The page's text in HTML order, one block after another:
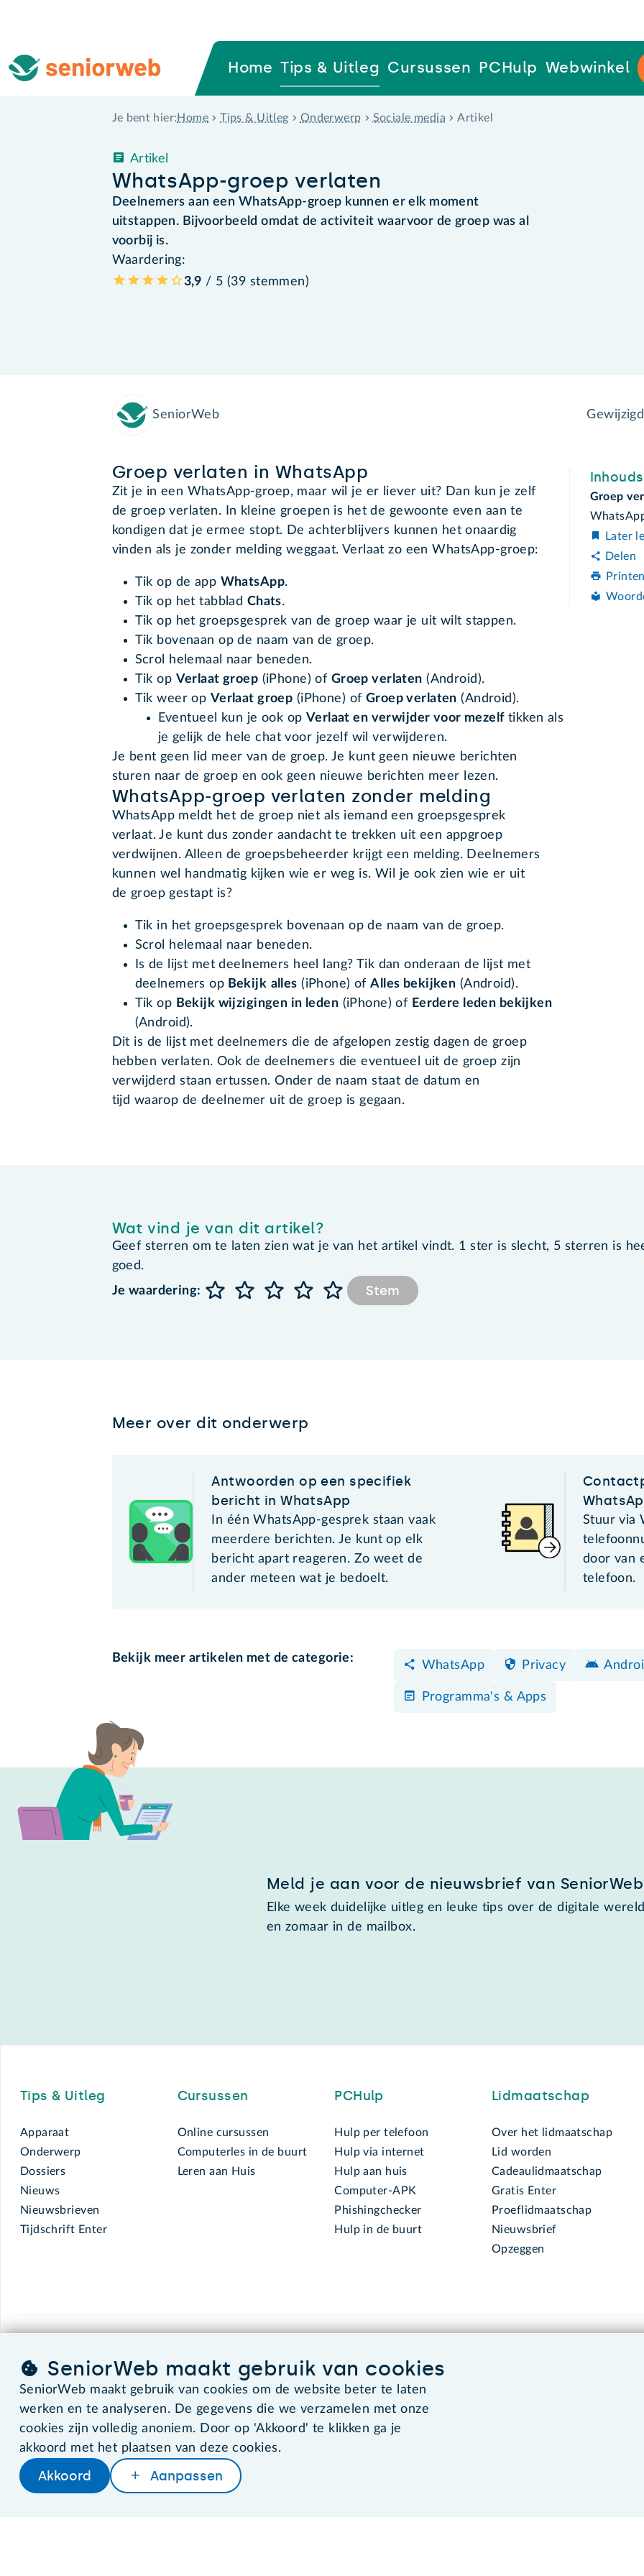
Home Tips & Uitleg Cursussen PCHulp Webwinkel
Je bent hier: Home Tips & Uitleg Onderwerp Sociale media Artikel
WhatsApp-groep verlaten
Artikel
Deelnemers aan een WhatsApp-groep kunnen er elk moment
uitstappen. Bijvoorbeeld omdat de activiteit waarvoor de groep was al
voorbij is.
Waardering:
3,9 / 5 (39 stemmen)
SeniorWeb
Groep verlaten in WhatsApp
Zit je in een WhatsApp-groep, maar wil je er liever uit? Dan kun je zelf
de groep verlaten. In kleine groepen is het de gewoonte even aan te
kondigen dat je ermee stopt. De achterblijvers kunnen het onaardig
vinden als je zonder melding weggaat. Verlaat zo een WhatsApp-groep:
Tik op de app WhatsApp.
Tik op het tabblad Chats.
Tik op het groepsgesprek van de groep waar je uit wilt stappen.
Tik bovenaan op de naam van de groep.
Scrol helemaal naar beneden.
Tik op Verlaat groep (iPhone) of Groep verlaten (Android).
Tik weer op Verlaat groep (iPhone) of Groep verlaten (Android).
Eventueel kun je ook op Verlaat en verwijder voor mezelftikken als
je gelijk de hele chat voor jezelf wil verwijderen.
Je bent geen lid meer van de groep. Je kunt geen nieuwe berichten
sturen naar de groep en ook geen nieuwe berichten meer lezen.
WhatsApp-groep verlaten zonder melding
WhatsApp meldt het de groep niet als iemand een groepsgesprek
verlaat. Je kunt dus zonder aandacht te trekken uit een appgroep
verdwijnen. Alleen de groepsbeheerder krijgt een melding. Deelnemers
kunnen wel handmatig kijken wie er weg is. Wil je ook zien wie er uit
de groep gestapt is?
Tik in het groepsgesprek bovenaan op de naam van de groep.
Scrol helemaal naar beneden.
Is de lijst met deelnemers heel lang? Tik dan onderaan de lijst met
deelnemers op Bekijk alles (iPhone) ofAlles bekijken (Android).
Tik op Bekijk wijzigingen in leden (iPhone) of Eerdere leden bekijken
(Android).
Dit is de lijst met deelnemers die de afgelopen zestig dagen de groep
hebben verlaten. Ook de deelnemers die eventueel uit de groep zijn
verwijderd staan ertussen. Onder de naam staat de datum en
tijd waarop de deelnemer uit de groep is gegaan.
Groep
Later
Delen
Wat vind je van dit artikel?
Geef sterren om te laten zien wat je van het artikel vindt. 1 ster is slecht, 5 sterren is
goed.
Je waardering:
Stem
Meer over dit onderwerp
Antwoorden op een specifiek
bericht in WhatsApp
In één WhatsApp-gesprek staan vaak
meerdere berichten. Je kunt op elk
bericht apart reageren. Zo weet de
ander meteen wat je bedoelt.
Stuur via
door van
telefoon.
Bekijk meer artikelen met de categorie:
WhatsApp Privacy
Programma's & Apps
Meld je aan voor de nieuwsbrief van SeniorWeb
Elke week duidelijke uitleg en leuke tips over de digitale
en zomaar in de mailbox.
Tips & Uitleg
Apparaat
Onderwerp
Dossiers
Nieuws
Nieuwsbrieven
Tijdschrift Enter
Cursussen
Online cursussen
Computerles in de buurt
Leren aan Huis
PCHulp
Hulp per telefoon
Hulp via internet
Hulp aan huis
Computer-APK
Phishingchecker
Hulp in de buurt
Lidmaatschap
Over het lidmaatschap
Lid worden
Cadeaulidmaatschap
Gratis Enter
Proeflidmaatschap
Nieuwsbrief
Opzeggen
©2026 SeniorWeb
SeniorWeb maakt gebruik van cookies
SeniorWeb maakt gebruik van cookies om de website beter te laten
werken en te analyseren. De gegevens die we verzamelen met onze
cookies zijn volledig anoniem. Door op 'Akkoord' te klikken ga je
akkoord met het plaatsen van deze cookies.
Akkoord Aanpassen